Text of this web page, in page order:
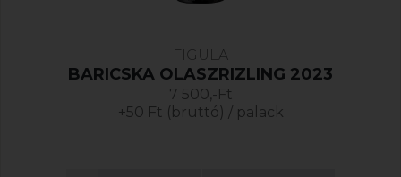
FIGULA
BARICSKA OLASZRIZLING 2023
7 500,-Ft
+50 Ft (bruttó) / palack